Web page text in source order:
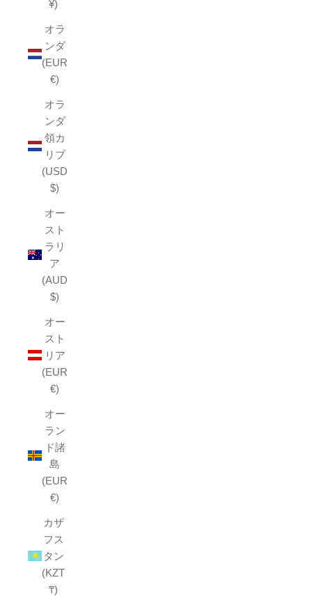
¥)
オラ
ンダ
(EUR
€)
オラ
ンダ
領カ
リブ
(USD
$)
オー
スト
ラリ
ア
(AUD
$)
オー
スト
リア
(EUR
€)
オー
ラン
ド諸
島
(EUR
€)
カザ
フス
タン
(KZT
₸)